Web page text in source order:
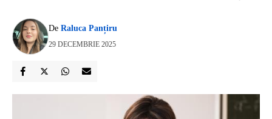
De Raluca Panțiru
29 DECEMBRIE 2025